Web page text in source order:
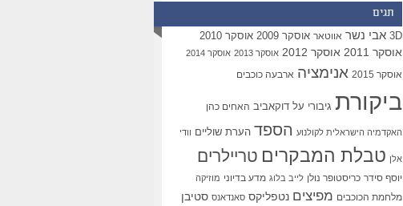
תגים
3D אבי נשר אווטאר אוסקר 2009 אוסקר 2010
אוסקר 2011 אוסקר 2012 אוסקר 2013 אוסקר 2014
אוסקר 2015 אנימציה ארבעה כוכבים
ביקורת גיבורי על דוקאביב האחים כהן
האקדמיה הישראלית לקולנוע הספד הערת שוליים וודי
אלן טבלת המבקרים טריילרים
יוסף סידר כריסטופר נולן לייב בלוג מדע בדיוני מוזיקה
מלחמת הכוכבים מפיצים נטפליקס סאנדאנס סטיבן